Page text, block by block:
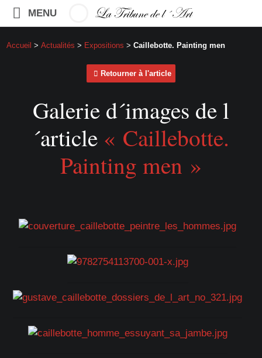
MENU
Accueil > Actualités > Expositions > Caillebotte. Painting men
Retourner à l'article
Galerie d´images de l
´article « Caillebotte.
Painting men »